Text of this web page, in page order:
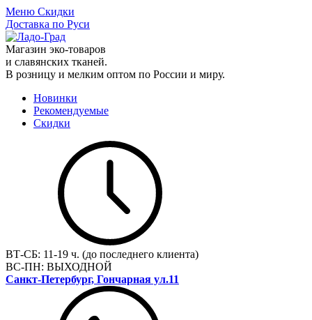
Меню Скидки
Доставка по Руси
Магазин эко-товаров
и славянских тканей.
В розницу и мелким оптом по России и миру.
Новинки
Рекомендуемые
Скидки
ВТ-СБ: 11-19 ч. (до последнего клиента)
ВС-ПН: ВЫХОДНОЙ
Санкт-Петербург, Гончарная ул.11